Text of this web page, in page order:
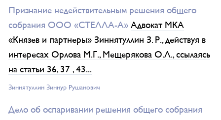
Признание недействительным решения общего
собрания ООО «СТЕЛЛА-А» Адвокат МКА
«Князев и партнеры» Зиннятуллин З. Р., действуя в
интересах Орлова М.Г., Мещерякова О.Л., ссылаясь
на статьи 36, 37 , 43...
Зиннятуллин Зиннур Рушанович
Дело об оспаривании решения общего собрания